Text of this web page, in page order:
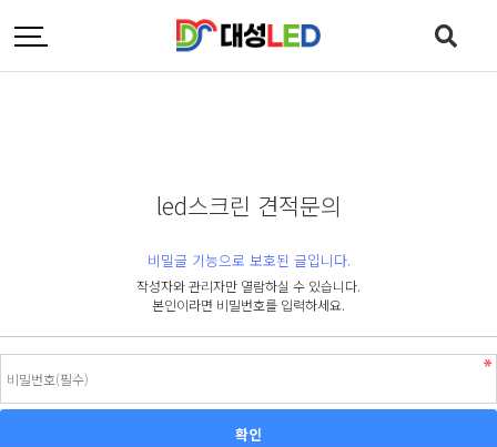
led스크린 견적문의
비밀글 기능으로 보호된 글입니다.
작성자와 관리자만 열람하실 수 있습니다.
본인이라면 비밀번호를 입력하세요.